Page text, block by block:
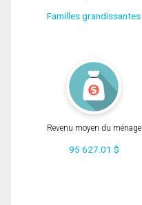
Familles grandissantes
Revenu moyen du ménage
95 627.01 $